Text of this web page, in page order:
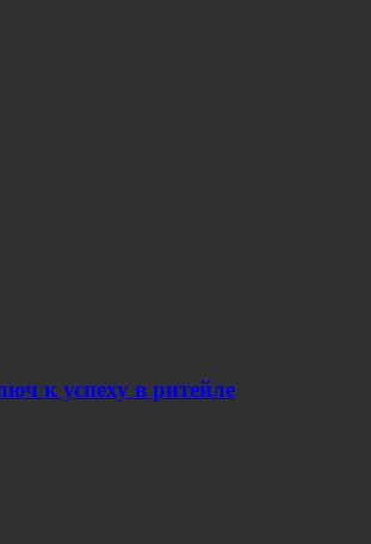
к успеху в ритейле